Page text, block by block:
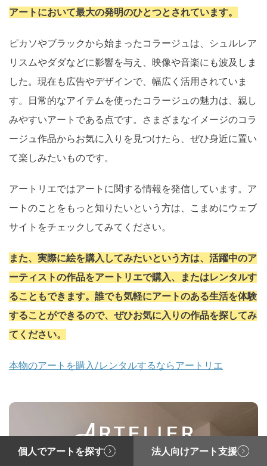
アートにおいて最大の発明のひとつとされています。
ピカソやブラックから始まったコラージュは、シュルレア
リスムやダダなどに影響を与え、映像や音楽にも波及しま
した。現在も広告やデザインで、幅広く活用されていま
す。日常的なアイテムを使ったコラージュの魅力は、親し
みやすいアートである点です。さまざまなイメージのコラ
ージュ作品からお気に入りを見つけたら、ぜひ身近に置い
て楽しみたいものです。
アートリエではアートに関する情報を発信しています。ア
ートのことをもっと知りたいという方は、こまめにウェブ
サイトをチェックしてみてください。
また、実際に絵を購入してみたいという方は、活躍中のア
ーティストの作品をアートリエで購入、またはレンタルす
ることもできます。誰でも気軽にアートのある生活を体験
することができるので、ぜひお気に入りの作品を探してみ
てください。
本物のアートを購入/レンタルするならアートリエ
個人でアートを探す 法人向けアート支援